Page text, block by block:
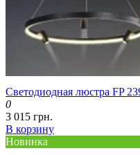
Светодиодная люстра FP
0
3 015 грн.
В корзину
Новинка